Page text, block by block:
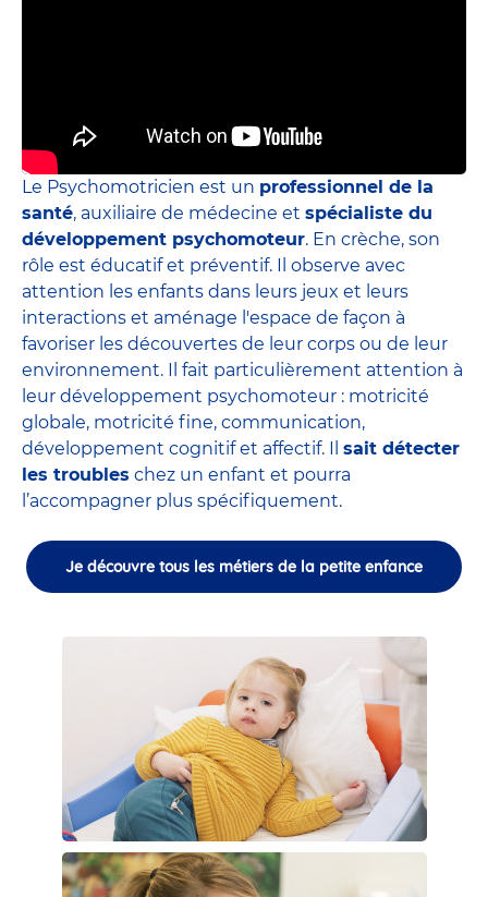
Le Psychomotricien est un professionnel de la
santé, auxiliaire de médecine et spécialiste du
développement psychomoteur. En crèche, son
rôle est éducatif et préventif. Il observe avec
attention les enfants dans leurs jeux et leurs
interactions et aménage l'espace de façon à
favoriser les découvertes de leur corps ou de leur
environnement. Il fait particulièrement attention à
leur développement psychomoteur : motricité
globale, motricité fine, communication,
développement cognitif et affectif. Il sait détecter
les troubles chez un enfant et pourra
l’accompagner plus spécifiquement.
Je découvre tous les métiers de la petite enfance